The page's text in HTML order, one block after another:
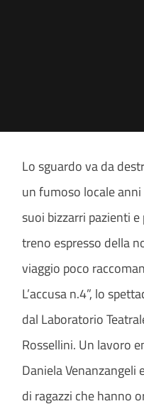
Lo sguardo va da
un fumoso locale anni
suoi bizzarri pazienti
treno espresso della
viaggio poco
L’accusa n.4”, lo
dal Laboratorio
Rossellini. Un lavoro
Daniela Venanzangeli
di ragazzi che hanno